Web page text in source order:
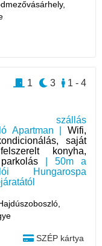
szállás
Apartman | Wifi,
saját
konyha,
| 50m a
Hungarospa
SZÉP kártya
1 - 4
3
1